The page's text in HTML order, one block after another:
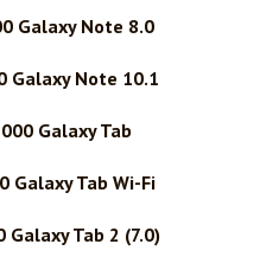
Galaxy Note 8.0
Galaxy Note 10.1
Galaxy Tab
Galaxy Tab Wi-Fi
Galaxy Tab 2 (7.0)